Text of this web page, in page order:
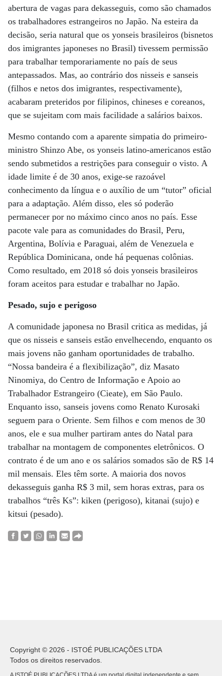
abertura de vagas para dekasseguis, como são chamados
os trabalhadores estrangeiros no Japão. Na esteira da
decisão, seria natural que os yonseis brasileiros (bisnetos
dos imigrantes japoneses no Brasil) tivessem permissão
para trabalhar temporariamente no país de seus
antepassados. Mas, ao contrário dos nisseis e sanseis
(filhos e netos dos imigrantes, respectivamente),
acabaram preteridos por filipinos, chineses e coreanos,
que se sujeitam com mais facilidade a salários baixos.
Mesmo contando com a aparente simpatia do primeiro-
ministro Shinzo Abe, os yonseis latino-americanos estão
sendo submetidos a restrições para conseguir o visto. A
idade limite é de 30 anos, exige-se razoável
conhecimento da língua e o auxílio de um “tutor” oficial
para a adaptação. Além disso, eles só poderão
permanecer por no máximo cinco anos no país. Esse
pacote vale para as comunidades do Brasil, Peru,
Argentina, Bolívia e Paraguai, além de Venezuela e
República Dominicana, onde há pequenas colônias.
Como resultado, em 2018 só dois yonseis brasileiros
foram aceitos para estudar e trabalhar no Japão.
Pesado, sujo e perigoso
A comunidade japonesa no Brasil critica as medidas, já
que os nisseis e sanseis estão envelhecendo, enquanto os
mais jovens não ganham oportunidades de trabalho.
“Nossa bandeira é a flexibilização”, diz Masato
Ninomiya, do Centro de Informação e Apoio ao
Trabalhador Estrangeiro (Cieate), em São Paulo.
Enquanto isso, sanseis jovens como Renato Kurosaki
seguem para o Oriente. Sem filhos e com menos de 30
anos, ele e sua mulher partiram antes do Natal para
trabalhar na montagem de componentes eletrônicos. O
contrato é de um ano e os salários somados são de R$ 14
mil mensais. Eles têm sorte. A maioria dos novos
dekasseguis ganha R$ 3 mil, sem horas extras, para os
trabalhos “três Ks”: kiken (perigoso), kitanai (sujo) e
kitsui (pesado).
Copyright © 2026 - ISTOÉ PUBLICAÇÕES LTDA
Todos os direitos reservados.